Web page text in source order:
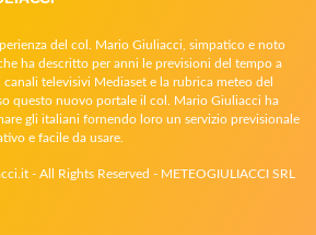
del col. Mario Giuliacci, simpatico e noto
ha descritto per anni le previsioni del tempo a
televisivi Mediaset e la rubrica meteo del
questo nuovo portale il col. Mario Giuliacci ha
gli italiani fornendo loro un servizio previsionale
e facile da usare.
- All Rights Reserved - METEOGIULIACCI SRL